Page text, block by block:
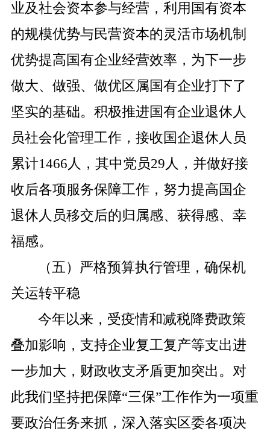
业及社会资本参与经营，利用国有资本
的规模优势与民营资本的灵活市场机制
优势提高国有企业经营效率，为下一步
做大、做强、做优区属国有企业打下了
坚实的基础。积极推进国有企业退休人
员社会化管理工作，接收国企退休人员
累计1466人，其中党员29人，并做好接
收后各项服务保障工作，努力提高国企
退休人员移交后的归属感、获得感、幸
福感。
（五）严格预算执行管理，确保机
关运转平稳
今年以来，受疫情和减税降费政策
叠加影响，支持企业复工复产等支出进
一步加大，财政收支矛盾更加突出。对
此我们坚持把保障“三保”工作作为一项重
要政治任务来抓，深入落实区委各项决